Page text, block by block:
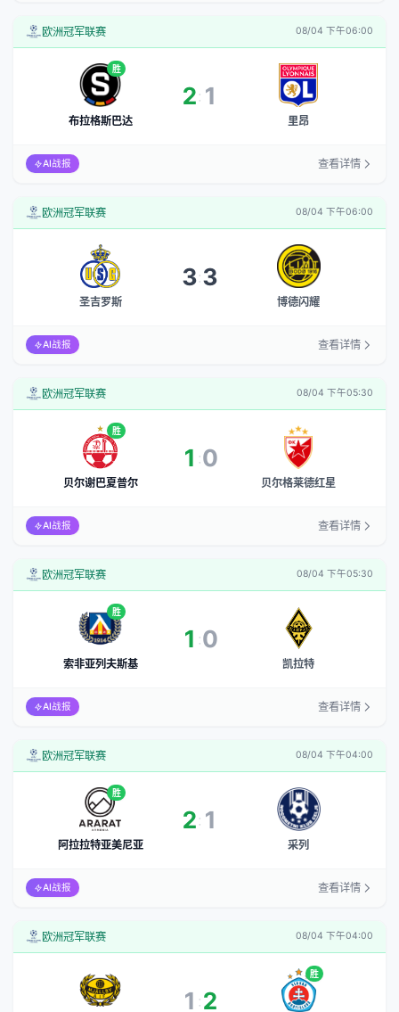
欧洲冠军联赛 08/04 下午06:00
胜
布拉格斯巴达
2: 1
里昂
AI战报 查看详情
欧洲冠军联赛 08/04 下午06:00
圣吉罗斯
3:3
博德闪耀
AI战报 查看详情
欧洲冠军联赛 08/04 下午05:30
胜
贝尔谢巴夏普尔
1 :0
贝尔格莱德红星
AI战报 查看详情
欧洲冠军联赛 08/04 下午05:30
胜
索非亚列夫斯基
1 :0
凯拉特
AI战报 查看详情
欧洲冠军联赛 08/04 下午04:00
胜
阿拉拉特亚美尼亚
2: 1
采列
AI战报 查看详情
欧洲冠军联赛 08/04 下午04:00
1 :2
胜